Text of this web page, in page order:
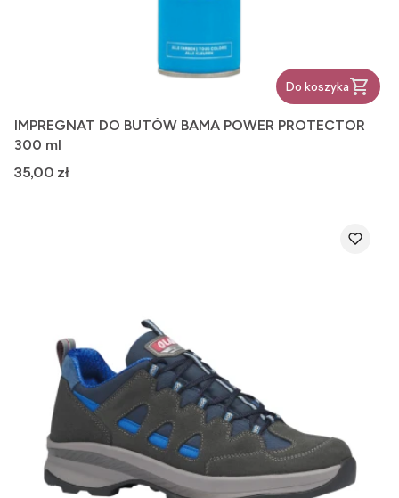
Do koszyka
IMPREGNAT DO BUTÓW BAMA POWER PROTECTOR
300 ml
Cena
35,00 zł